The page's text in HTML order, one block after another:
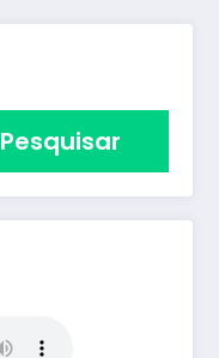
Pesquisar